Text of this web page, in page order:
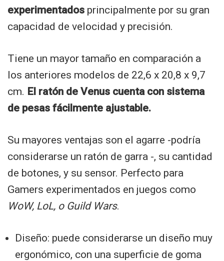
experimentados principalmente por su gran
capacidad de velocidad y precisión.
Tiene un mayor tamaño en comparación a
los anteriores modelos de 22,6 x 20,8 x 9,7
cm. El ratón de Venus cuenta con sistema
de pesas fácilmente ajustable.
Su mayores ventajas son el agarre -podría
considerarse un ratón de garra -, su cantidad
de botones, y su sensor. Perfecto para
Gamers experimentados en juegos como
WoW, LoL, o Guild Wars.
Diseño: puede considerarse un diseño muy
ergonómico, con una superficie de goma